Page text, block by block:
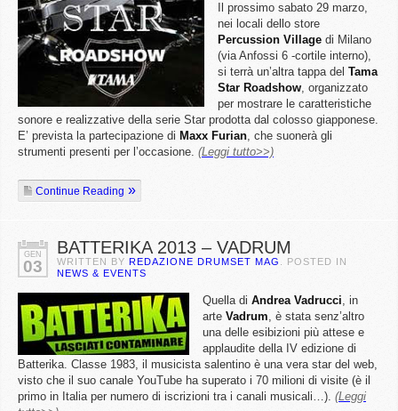
Il prossimo sabato 29 marzo,
nei locali dello store
Percussion Village di Milano
(via Anfossi 6 -cortile interno),
si terrà un’altra tappa del Tama
Star Roadshow, organizzato
per mostrare le caratteristiche
sonore e realizzative della serie Star prodotta dal colosso giapponese.
E’ prevista la partecipazione di Maxx Furian, che suonerà gli
strumenti presenti per l’occasione. (Leggi tutto>>)
Continue Reading
GEN
03
BATTERIKA 2013 – VADRUM
WRITTEN BY REDAZIONE DRUMSET MAG
. POSTED IN
NEWS & EVENTS
Quella di Andrea Vadrucci, in
arte Vadrum, è stata senz’altro
una delle esibizioni più attese e
applaudite della IV edizione di
Batterika. Classe 1983, il musicista salentino è una vera star del web,
visto che il suo canale YouTube ha superato i 70 milioni di visite (è il
primo in Italia per numero di iscrizioni tra i canali musicali…). (Leggi